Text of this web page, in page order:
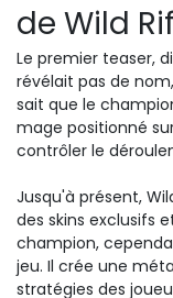
de Wild
Le premier teaser,
révélait pas de
sait que le
mage positionné
contrôler le
Jusqu'à présent,
des skins exclusifs
champion,
jeu. Il crée une
stratégies des